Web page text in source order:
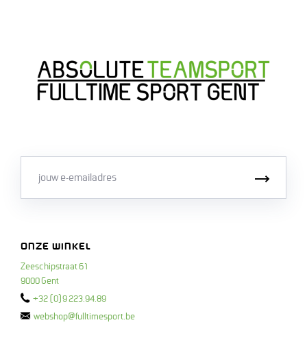
ONZE WINKEL
Zeeschipstraat 61
9000 Gent
+32 (0)9 223.94.89
webshop@fulltimesport.be